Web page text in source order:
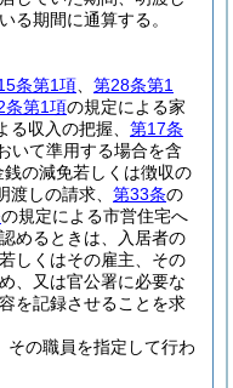
る期間に通算する。
条第1項
第28条第1
条第1項の規定による家
る収入の把握、 第17条
いて準用する場合を含
の減免若しくは徴収の
渡しの請求、 第33条の
の規定による市営住宅へ
めるときは、入居者の
しくはその雇主、その
、又は官公署に必要な
を記録させることを求
その職員を指定して行わ